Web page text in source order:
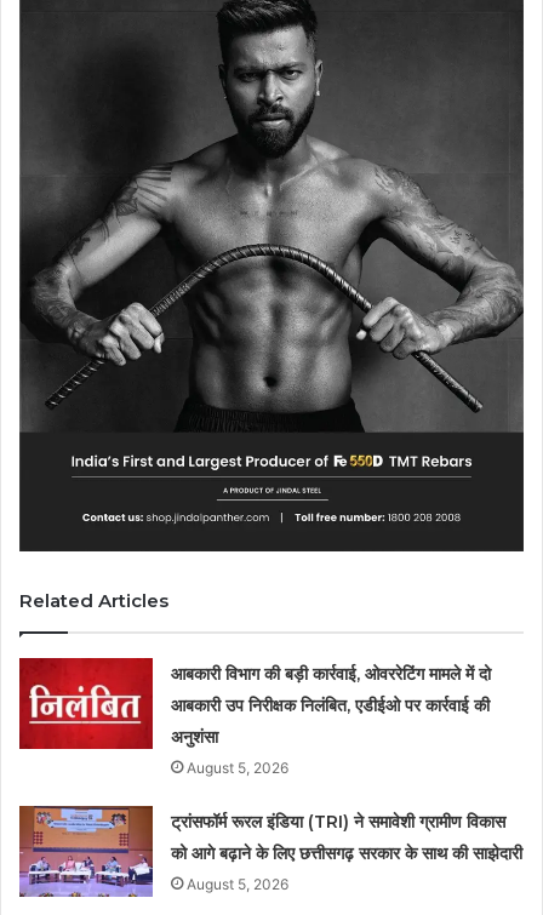
Related Articles
आबकारी विभाग की बड़ी कार्रवाई, ओवररेटिंग मामले में दो
आबकारी उप निरीक्षक निलंबित, एडीईओ पर कार्रवाई की
अनुशंसा
August 5, 2026
ट्रांसफॉर्म रूरल इंडिया (TRI) ने समावेशी ग्रामीण विकास
को आगे बढ़ाने के लिए छत्तीसगढ़ सरकार के साथ की साझेदारी
August 5, 2026